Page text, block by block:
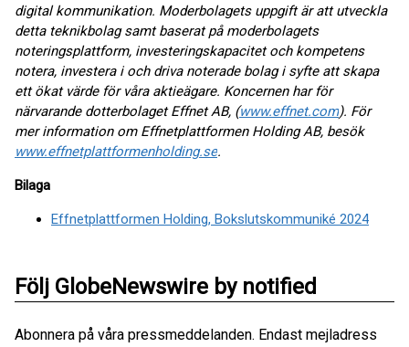
digital kommunikation. Moderbolagets uppgift är att utveckla
detta teknikbolag samt baserat på moderbolagets
noteringsplattform, investeringskapacitet och kompetens
notera, investera i och driva noterade bolag i syfte att skapa
ett ökat värde för våra aktieägare. Koncernen har för
närvarande dotterbolaget Effnet AB, (www.effnet.com). För
mer information om Effnetplattformen Holding AB, besök
www.effnetplattformenholding.se.
Bilaga
Effnetplattformen Holding, Bokslutskommuniké 2024
Följ GlobeNewswire by notified
Abonnera på våra pressmeddelanden. Endast mejladress